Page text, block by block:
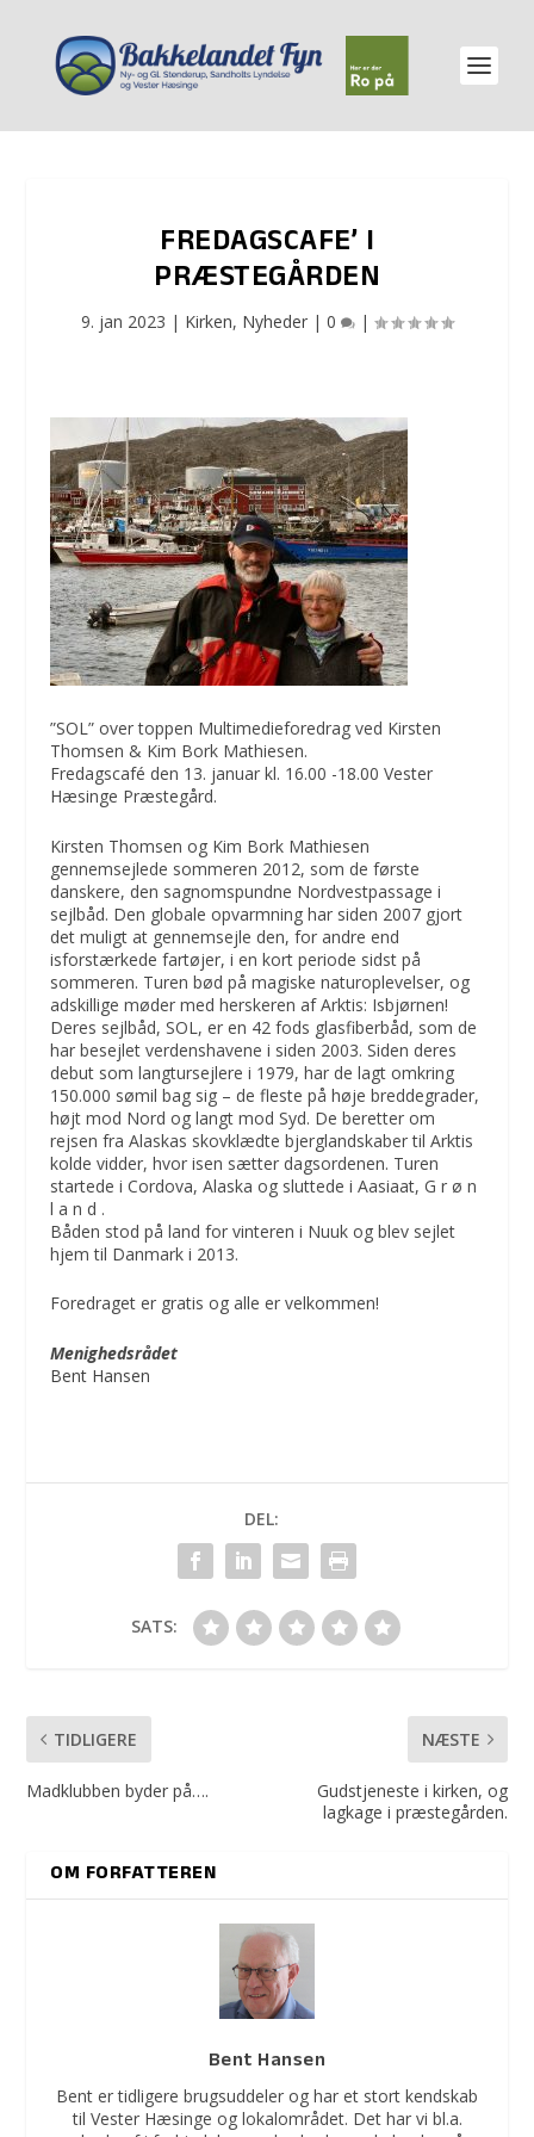
FREDAGSCAFE’ I
PRÆSTEGÅRDEN
9. jan 2023 | Kirken, Nyheder | 0 |
”SOL” over toppen Multimedieforedrag ved Kirsten
Thomsen & Kim Bork Mathiesen.
Fredagscafé den 13. januar kl. 16.00 -18.00 Vester
Hæsinge Præstegård.
Kirsten Thomsen og Kim Bork Mathiesen
gennemsejlede sommeren 2012, som de første
danskere, den sagnomspundne Nordvestpassage i
sejlbåd. Den globale opvarmning har siden 2007 gjort
det muligt at gennemsejle den, for andre end
isforstærkede fartøjer, i en kort periode sidst på
sommeren. Turen bød på magiske naturoplevelser, og
adskillige møder med herskeren af Arktis: Isbjørnen!
Deres sejlbåd, SOL, er en 42 fods glasfiberbåd, som de
har besejlet verdenshavene i siden 2003. Siden deres
debut som langtursejlere i 1979, har de lagt omkring
150.000 sømil bag sig – de fleste på høje breddegrader,
højt mod Nord og langt mod Syd. De beretter om
rejsen fra Alaskas skovklædte bjerglandskaber til Arktis
kolde vidder, hvor isen sætter dagsordenen. Turen
startede i Cordova, Alaska og sluttede i Aasiaat, G r ø n
l a n d .
Båden stod på land for vinteren i Nuuk og blev sejlet
hjem til Danmark i 2013.
Foredraget er gratis og alle er velkommen!
Menighedsrådet
Bent Hansen
DEL:
SATS:
TIDLIGERE
Madklubben byder på….
NÆSTE
Gudstjeneste i kirken, og
lagkage i præstegården.
OM FORFATTEREN
Bent Hansen
Bent er tidligere brugsuddeler og har et stort kendskab
til Vester Hæsinge og lokalområdet. Det har vi bl.a.